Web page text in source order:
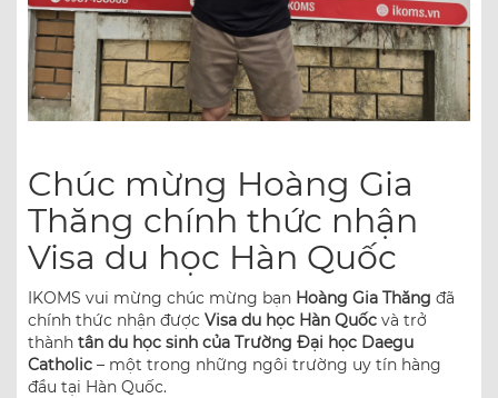
Chúc mừng Hoàng Gia
Thăng chính thức nhận
Visa du học Hàn Quốc
IKOMS vui mừng chúc mừng bạn Hoàng Gia Thăng đã
chính thức nhận được Visa du học Hàn Quốc và trở
thành tân du học sinh của Trường Đại học Daegu
Catholic – một trong những ngôi trường uy tín hàng
đầu tại Hàn Quốc.